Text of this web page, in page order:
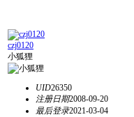
czj0120
小狐狸
UID26350
注册日期2008-09-20
最后登录2021-03-04